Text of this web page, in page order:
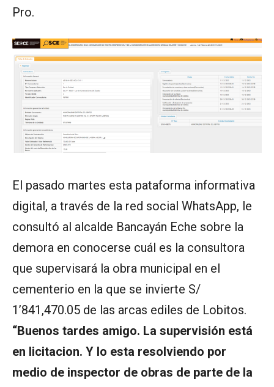
Pro.
El pasado martes esta pataforma informativa
digital, a través de la red social WhatsApp, le
consultó al alcalde Bancayán Eche sobre la
demora en conocerse cuál es la consultora
que supervisará la obra municipal en el
cementerio en la que se invierte S/
1’841,470.05 de las arcas ediles de Lobitos.
“Buenos tardes amigo. La supervisión está
en licitacion. Y lo esta resolviendo por
medio de inspector de obras de parte de la